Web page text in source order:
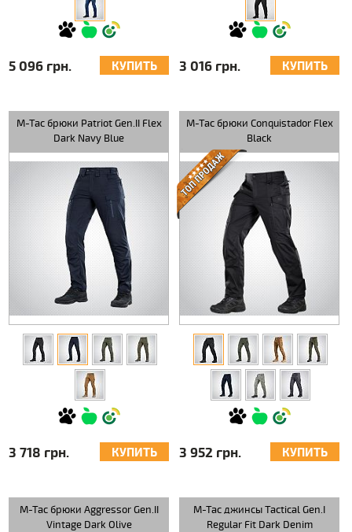
5 096 грн. КУПИТЬ 3 016 грн. КУПИТЬ
M-Tac брюки Patriot Gen.II Flex
Dark Navy Blue
3 718 грн. КУПИТЬ
M-Tac брюки Conquistador Flex
Black
3 952 грн. КУПИТЬ
M-Tac брюки Aggressor Gen.II
Vintage Dark Olive
M-Tac джинсы Tactical Gen.I
Regular Fit Dark Denim